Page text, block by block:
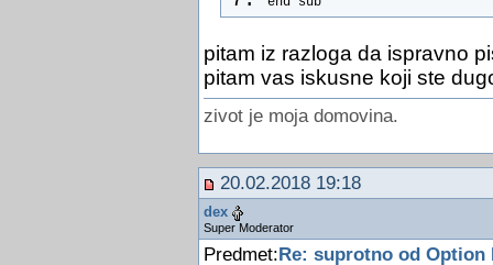
pitam iz razloga da ispravno
pitam vas iskusne koji ste
zivot je moja domovina.
20.02.2018 19:18
dex
Super Moderator
Predmet:Re: suprotno od Option